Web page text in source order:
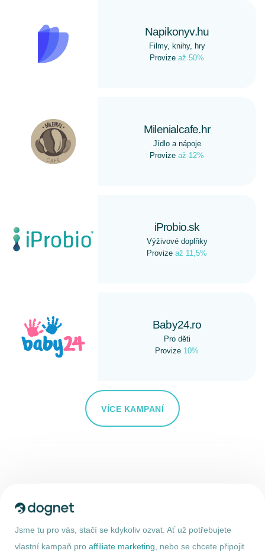
Napikonyv.hu
Filmy, knihy, hry
Provize až 50%
Milenialcafe.hr
Jídlo a nápoje
Provize až 12%
iProbio.sk
Výživové doplňky
Provize až 11,5%
Baby24.ro
Pro děti
Provize 10%
VÍCE KAMPANÍ
Jsme tu pro vás, stačí se kdykoliv ozvat. Ať už potřebujete
vlastní kampaň pro affiliate marketing , nebo se chcete připojit